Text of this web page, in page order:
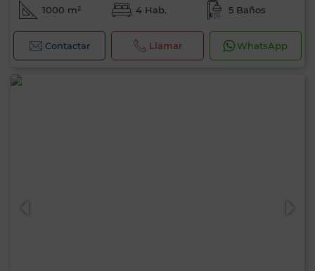
1000 m² 4 Hab. 5 Baños
Contactar Llamar WhatsApp